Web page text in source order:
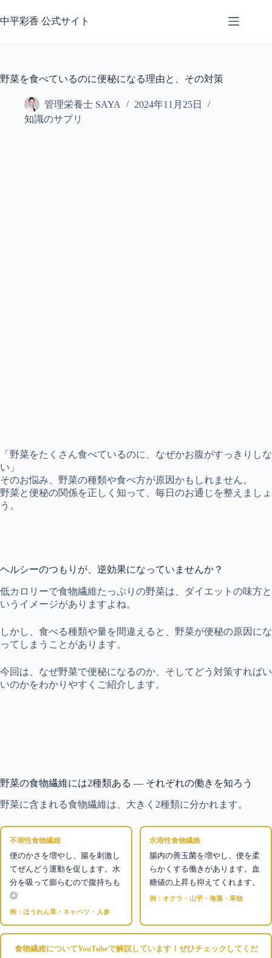
ン
ス
中平彩香 公式サイト
野菜を食べているのに便秘になる理由と、その対策
管理栄養士 SAYA
2024年11月25日
知識のサプリ
「野菜をたくさん食べているのに、なぜかお腹がすっきりしな
い」
そのお悩み、野菜の種類や食べ方が原因かもしれません。
野菜と便秘の関係を正しく知って、毎日のお通じを整えましょ
う。
ヘルシーのつもりが、逆効果になっていませんか？
低カロリーで食物繊維たっぷりの野菜は、ダイエットの味方と
いうイメージがありますよね。
しかし 、食べる種類や量を間違えると、 野菜が便秘の原因 にな
ってしまうことがあります。
今回は 、なぜ野菜で便秘になるのか、そしてどう対策すればい
いのかをわかりやすくご紹介します。
野菜の食物繊維には2種類ある — それぞれの働きを知ろう
野菜に含まれる食物繊維は、大きく2種類に分かれます。
不溶性食物繊維
便のかさを増やし、腸を刺激し
てぜんどう運動を促します。水
分を吸って膨らむので腹持ちも
◎
例：ほうれん草・キャベツ・人参
水溶性食物繊維
腸内の善玉菌を増やし、便を柔
らかくする働きがあります。血
糖値の上昇も抑えてくれます。
例：オクラ・山芋・海藻・果物
食物繊維についてYouTubeで解説しています！ぜひチェックしてくだ